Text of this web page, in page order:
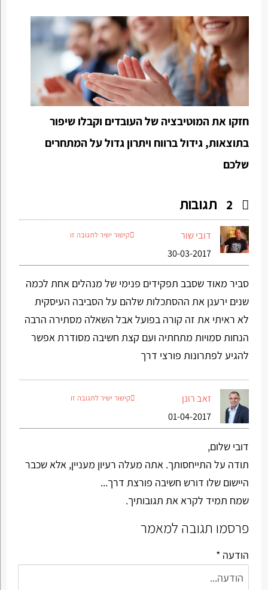
חזקו את המוטיבציה של העובדים וקבלו שיפור
בתוצאות, גידול ברווח ויתרון גדול על המתחרים
שלכם
2 תגובות
דובי שור
30-03-2017
קישור ישיר לתגובה זו
סביר מאוד שסבב תפקידים פנימי של מנהלים אחת לכמה
שנים ירענן את ההסתכלות שלהם על הסביבה העיסקית
לא ראיתי את זה קורה בפועל אבל השאלה מסתירה הרבה
הנחות סמויות מתחתיה ועם קצת חשיבה מסודרת אפשר
להגיע לפתרונות פורצי דרך
זאב רונן
01-04-2017
קישור ישיר לתגובה זו
דובי שלום,
תודה על התייחסותך. אתה מעלה רעיון מעניין, אלא שכבר
היישום שלו דורש חשיבה פורצת דרך...
שמח תמיד לקרא את תגובותיך.
פרסמו תגובה למאמר
הודעה *